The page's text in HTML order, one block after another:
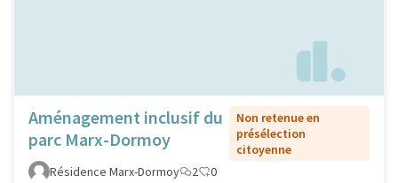
Aménagement inclusif du
parc Marx-Dormoy
Non retenue en
présélection
citoyenne
Résidence Marx-Dormoy
2 0